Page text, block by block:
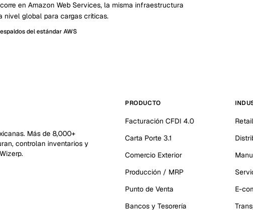
en Amazon Web Services, la misma infraestructura
nivel global para cargas críticas.
del estándar AWS
. Más de 8,000+
controlan inventarios y
PRODUCTO
Facturación CFDI 4.0
Carta Porte 3.1
Comercio Exterior
Producción / MRP
Punto de Venta
Bancos y Tesorería
E-